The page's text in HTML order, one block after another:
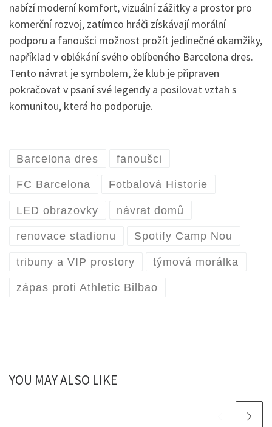
nabízí moderní komfort, vizuální zážitky a prostor pro
komerční rozvoj, zatímco hráči získávají morální
podporu a fanoušci možnost prožít jedinečné okamžiky,
například v oblékání svého oblíbeného Barcelona dres.
Tento návrat je symbolem, že klub je připraven
pokračovat v psaní své legendy a posilovat vztah s
komunitou, která ho podporuje.
Barcelona dres fanoušci
FC Barcelona Fotbalová Historie
LED obrazovky návrat domů
renovace stadionu Spotify Camp Nou
tribuny a VIP prostory týmová morálka
zápas proti Athletic Bilbao
YOU MAY ALSO LIKE